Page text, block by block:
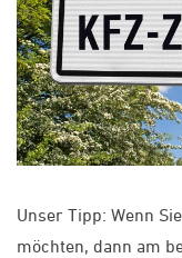
Unser Tipp: Wenn
möchten, dann am